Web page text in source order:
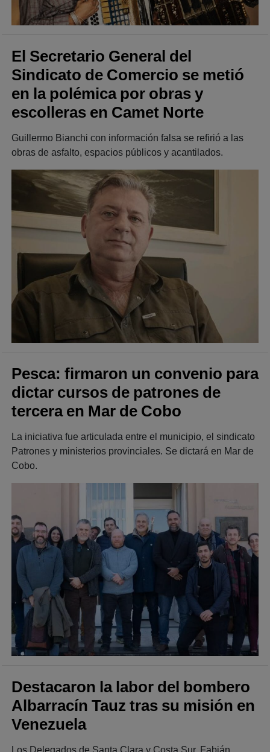
El Secretario General del
Sindicato de Comercio se metió
en la polémica por obras y
escolleras en Camet Norte
Guillermo Bianchi con información falsa se refirió a las
obras de asfalto, espacios públicos y acantilados.
Pesca: firmaron un convenio para
dictar cursos de patrones de
tercera en Mar de Cobo
La iniciativa fue articulada entre el municipio, el sindicato
Patrones y ministerios provinciales. Se dictará en Mar de
Cobo.
Destacaron la labor del bombero
Albarracín Tauz tras su misión en
Venezuela